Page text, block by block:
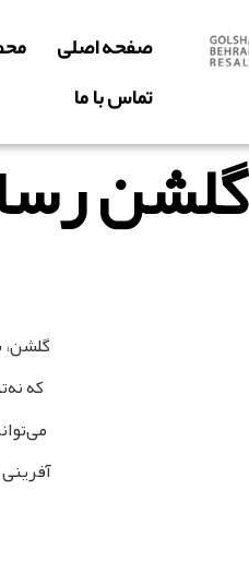
صفحه اصلی
تماس با ما
گلشن
گلشن،
که